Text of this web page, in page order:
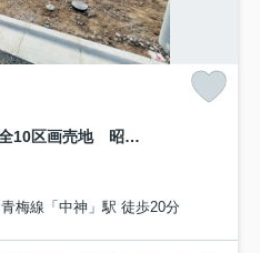
プレスティア昭島 宅地分譲全10区画売地 昭島市宮沢町 10号区 建築条件なし
青梅線「中神」駅 徒歩20分